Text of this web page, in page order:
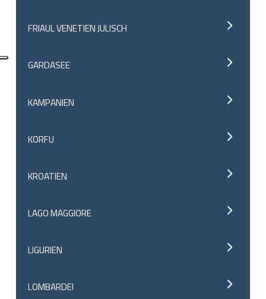
FRIAUL VENETIEN JULISCH
GARDASEE
KAMPANIEN
KORFU
KROATIEN
LAGO MAGGIORE
LIGURIEN
LOMBARDEI